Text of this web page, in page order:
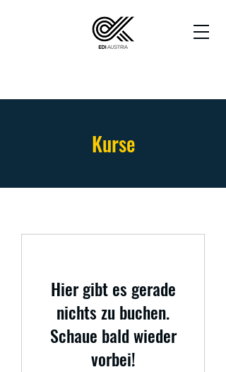
Kurse
Hier gibt es gerade
nichts zu buchen.
Schaue bald wieder
vorbei!